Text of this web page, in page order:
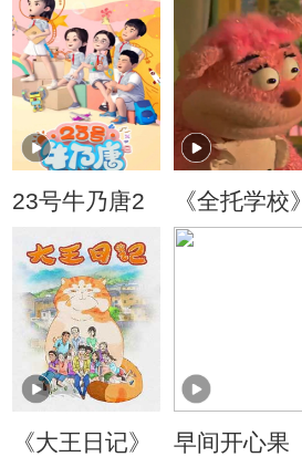
23号牛乃唐2 《全托学校》
《大王日记》 早间开心果